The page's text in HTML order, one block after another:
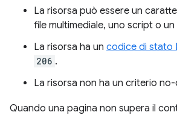
La risorsa può essere un
file multimediale, uno script o
La risorsa ha un codice di stato
206 .
La risorsa non ha un criterio
Quando una pagina non supera il